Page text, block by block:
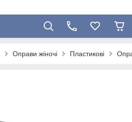
Оправи жіночі Пластикові